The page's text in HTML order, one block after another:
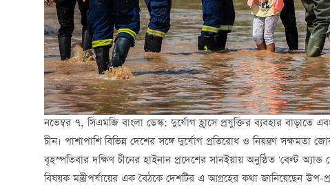
নভেম্বর ৭, সিএমজি বাংলা ডেস্ক: দুর্যোগ হ্রাসে প্রযুক্তির ব্যবহার বাড়াতে
চীন। পাশাপাশি বিভিন্ন দেশের সঙ্গে দুর্যোগ প্রতিরোধ ও নিয়ন্ত্রণ সক্ষমতা
বৃহস্পতিবার দক্ষিণ চীনের হাইনান প্রদেশের সানইয়ায় অনুষ্ঠিত 'বেল্ট
বিষয়ক মন্ত্রীপর্যায়ের এক বৈঠকে দেশটির এ আগ্রহের কথা জানিয়েছেন উপ-